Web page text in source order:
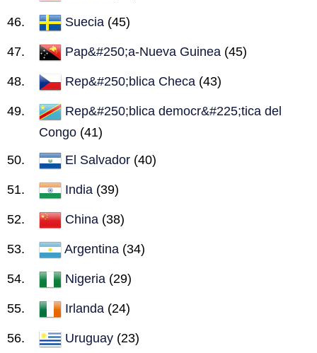
Suecia (45)
Pap&#250;a-Nueva Guinea (45)
Rep&#250;blica Checa (43)
Rep&#250;blica democr&#225;tica del
Congo (41)
El Salvador (40)
India (39)
China (38)
Argentina (34)
Nigeria (29)
Irlanda (24)
Uruguay (23)